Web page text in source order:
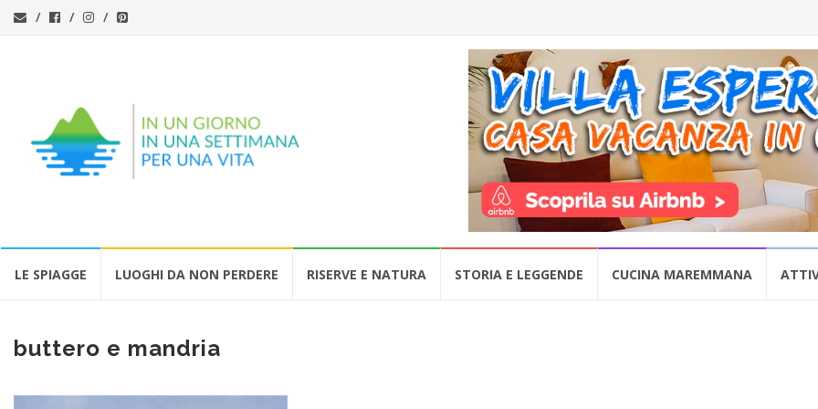
LE SPIAGGE LUOGHI DA NON PERDERE RISERVE E NATURA STORIA E LEGGENDE CUCINA MAREMMANA
buttero e mandria